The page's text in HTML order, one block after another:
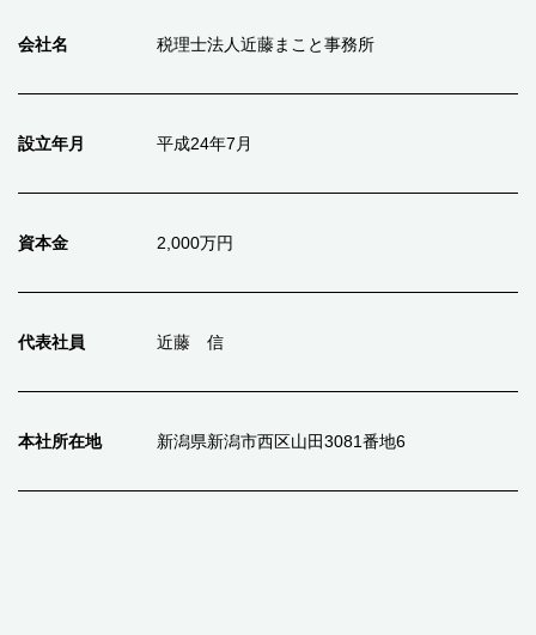
会社名 税理士法人近藤まこと事務所
設立年月 平成24年7月
資本金 2,000万円
代表社員 近藤 信
本社所在地 新潟県新潟市西区山田3081番地6